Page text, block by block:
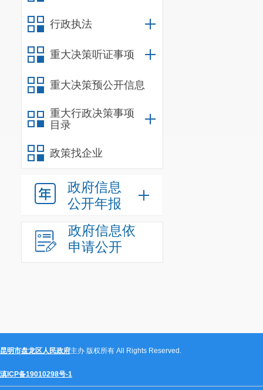
行政执法
重大决策听证事项
重大决策预公开信息
重大行政决策事项
目录
政策找企业
政府信息
公开年报
政府信息依
申请公开
昆明市盘龙区人民政府主办 版权所有 All Rights Reserved.
滇ICP备19010298号-1